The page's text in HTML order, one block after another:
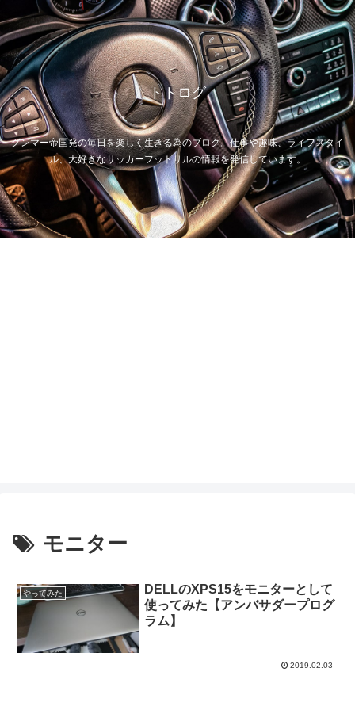
トトログ
グンマー帝国発の毎日を楽しく生きる為のブログ。仕事や趣味、ライフスタイ
ル、大好きなサッカーフットサルの情報を発信しています。
モニター
やってみた
DELLのXPS15をモニターとして
使ってみた【アンバサダープログ
ラム】
2019.02.03